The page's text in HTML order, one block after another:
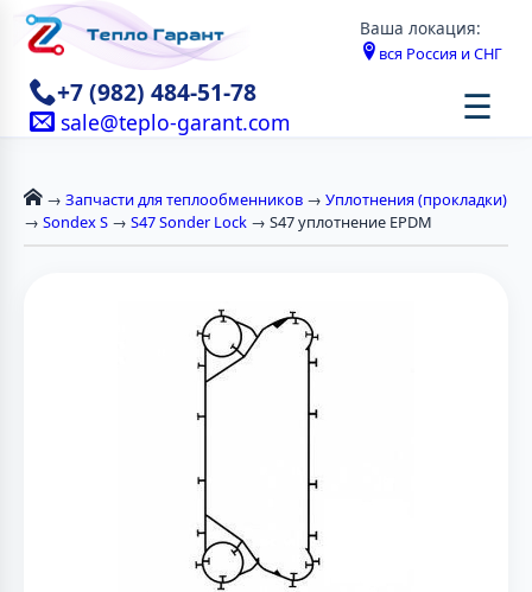
Ваша локация:
вся Россия и СНГ
+7 (982) 484-51-78
sale@teplo-garant.com ☰
→ Запчасти для теплообменников → Уплотнения (прокладки)
→ Sondex S → S47 Sonder Lock → S47 уплотнение EPDM